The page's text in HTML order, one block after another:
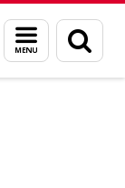
Menu
en
zoeken